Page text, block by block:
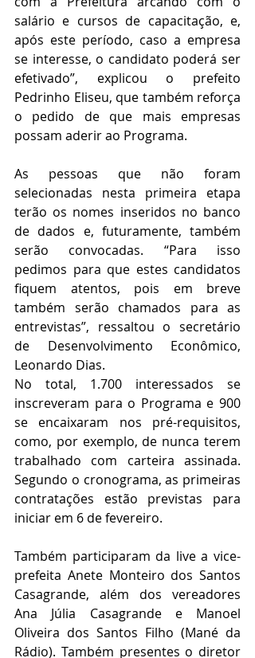
salário e cursos de capacitação, e,
após este período, caso a empresa
se interesse, o candidato poderá ser
efetivado”, explicou o prefeito
Pedrinho Eliseu, que também reforça
o pedido de que mais empresas
possam aderir ao Programa.
As pessoas que não foram
selecionadas nesta primeira etapa
terão os nomes inseridos no banco
de dados e, futuramente, também
serão convocadas. “Para isso
pedimos para que estes candidatos
fiquem atentos, pois em breve
também serão chamados para as
entrevistas”, ressaltou o secretário
de Desenvolvimento Econômico,
Leonardo Dias.
No total, 1.700 interessados se
inscreveram para o Programa e 900
se encaixaram nos pré-requisitos,
como, por exemplo, de nunca terem
trabalhado com carteira assinada.
Segundo o cronograma, as primeiras
contratações estão previstas para
iniciar em 6 de fevereiro.
Também participaram da live a vice-
prefeita Anete Monteiro dos Santos
Casagrande, além dos vereadores
Ana Júlia Casagrande e Manoel
Oliveira dos Santos Filho (Mané da
Rádio). Também presentes o diretor